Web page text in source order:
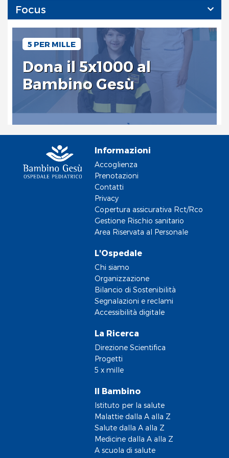
Focus
5 PER MILLE
Dona il 5x1000 al
Bambino Gesù
Informazioni
Accoglienza
Prenotazioni
Contatti
Privacy
Copertura assicurativa Rct/Rco
Gestione Rischio sanitario
Area Riservata al Personale
L'Ospedale
Chi siamo
Organizzazione
Bilancio di Sostenibilità
Segnalazioni e reclami
Accessibilità digitale
La Ricerca
Direzione Scientifica
Progetti
5 x mille
Il Bambino
Istituto per la salute
Malattie dalla A alla Z
Salute dalla A alla Z
Medicine dalla A alla Z
A scuola di salute